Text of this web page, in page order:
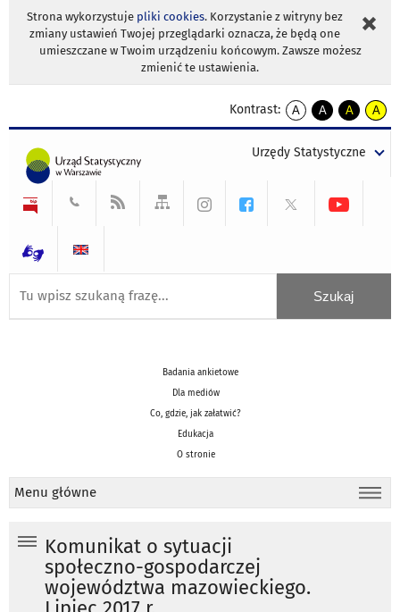
Strona wykorzystuje pliki cookies. Korzystanie z witryny bez
zmiany ustawień Twojej przeglądarki oznacza, że będą one
umieszczane w Twoim urządzeniu końcowym. Zawsze możesz
zmienić te ustawienia.
Kontrast:
A
kontrast
A
kontrast
tekst
czarnym
A
kontrast
tekst
czarnym
A
tekst
żółtym
Urzędy Statystyczne
Badania ankietowe
Dla mediów
Co, gdzie, jak załatwić?
Edukacja
O stronie
Menu główne
Komunikat o sytuacji
społeczno-gospodarczej
województwa mazowieckiego.